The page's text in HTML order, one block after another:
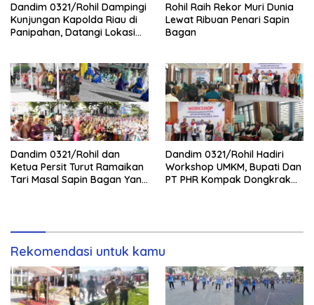
Dandim 0321/Rohil Dampingi
Kunjungan Kapolda Riau di
Panipahan, Datangi Lokasi
Rohil Raih Rekor Muri Dunia
Lewat Ribuan Penari Sapin
Bagan
Dandim 0321/Rohil dan
Ketua Persit Turut Ramaikan
Tari Masal Sapin Bagan Yang
Dandim 0321/Rohil Hadiri
Workshop UMKM, Bupati Dan
PT PHR Kompak Dongkrak
Rekomendasi untuk kamu